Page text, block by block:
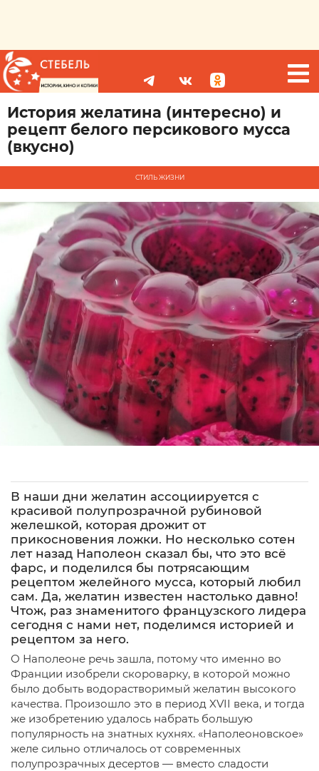
История желатина (интересно) и
рецепт белого персикового мусса
(вкусно)
СТИЛЬ ЖИЗНИ
В наши дни желатин ассоциируется с
красивой полупрозрачной рубиновой
желешкой, которая дрожит от
прикосновения ложки. Но несколько сотен
лет назад Наполеон сказал бы, что это всё
фарс, и поделился бы потрясающим
рецептом желейного мусса, который любил
сам. Да, желатин известен настолько давно!
Чтож, раз знаменитого французского лидера
сегодня с нами нет, поделимся историей и
рецептом за него.
О Наполеоне речь зашла, потому что именно во
Франции изобрели скороварку, в которой можно
было добыть водорастворимый желатин высокого
качества. Произошло это в период XVII века, и тогда
же изобретению удалось набрать большую
популярность на знатных кухнях. «Наполеоновское»
желе сильно отличалось от современных
полупрозрачных десертов — вместо сладости